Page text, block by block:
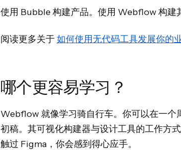
使用 Bubble 构建产品。使用 Webflow 构建
阅读更多关于如何使用无代码工具发展你的
哪个更容易学习？
Webflow 就像学习骑自行车。你可以在一个
初稿。其可视化构建器与设计工具的工作方
触过 Figma，你会感到得心应手。